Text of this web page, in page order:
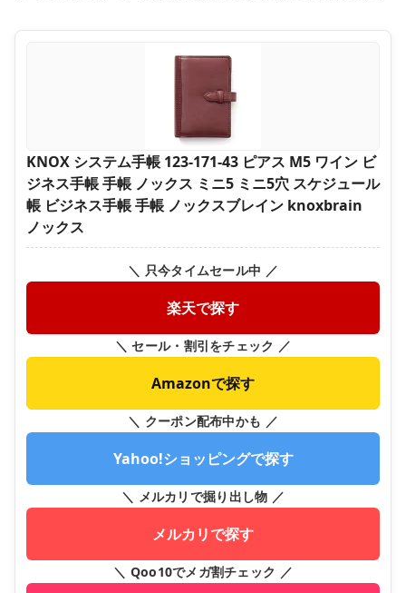
KNOX システム手帳 123-171-43 ピアス M5 ワイン ビ
ジネス手帳 手帳 ノックス ミニ5 ミニ5穴 スケジュール
帳 ビジネス手帳 手帳 ノックスブレイン knoxbrain
ノックス
＼ 只今タイムセール中 ／
楽天で探す
＼ セール・割引をチェック ／
Amazonで探す
＼ クーポン配布中かも ／
Yahoo!ショッピングで探す
＼ メルカリで掘り出し物 ／
メルカリで探す
＼ Qoo10でメガ割チェック ／